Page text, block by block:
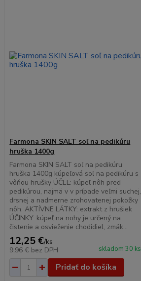
Farmona SKIN SALT soľ na pedikúru
hruška 1400g
Farmona SKIN SALT soľ na pedikúru
hruška 1400g kúpeľová soľ na pedikúru s
vôňou hrušky ÚČEL: kúpeľ nôh pred
pedikúrou, najmä v v prípade veľmi suchej,
drsnej a nadmerne zrohovatenej pokožky
nôh. AKTÍVNE LÁTKY: extrakt z hrušiek
ÚČINKY: kúpeľ na nohy je určený na
čistenie a osvieženie chodidiel, zmäk...
12,25 €/ks
9,96 € bez DPH skladom 30 ks
Pridať do košíka